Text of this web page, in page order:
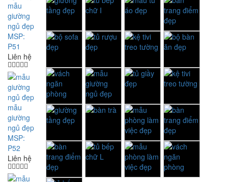
mẫu
giường
ngủ đẹp
MSP:
P51
Liên hệ
mẫu
giường
ngủ đẹp
MSP:
P52
Liên hệ